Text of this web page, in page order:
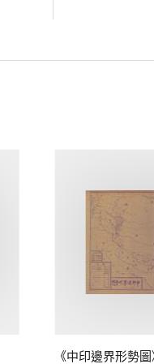
《中印邊界形勢圖